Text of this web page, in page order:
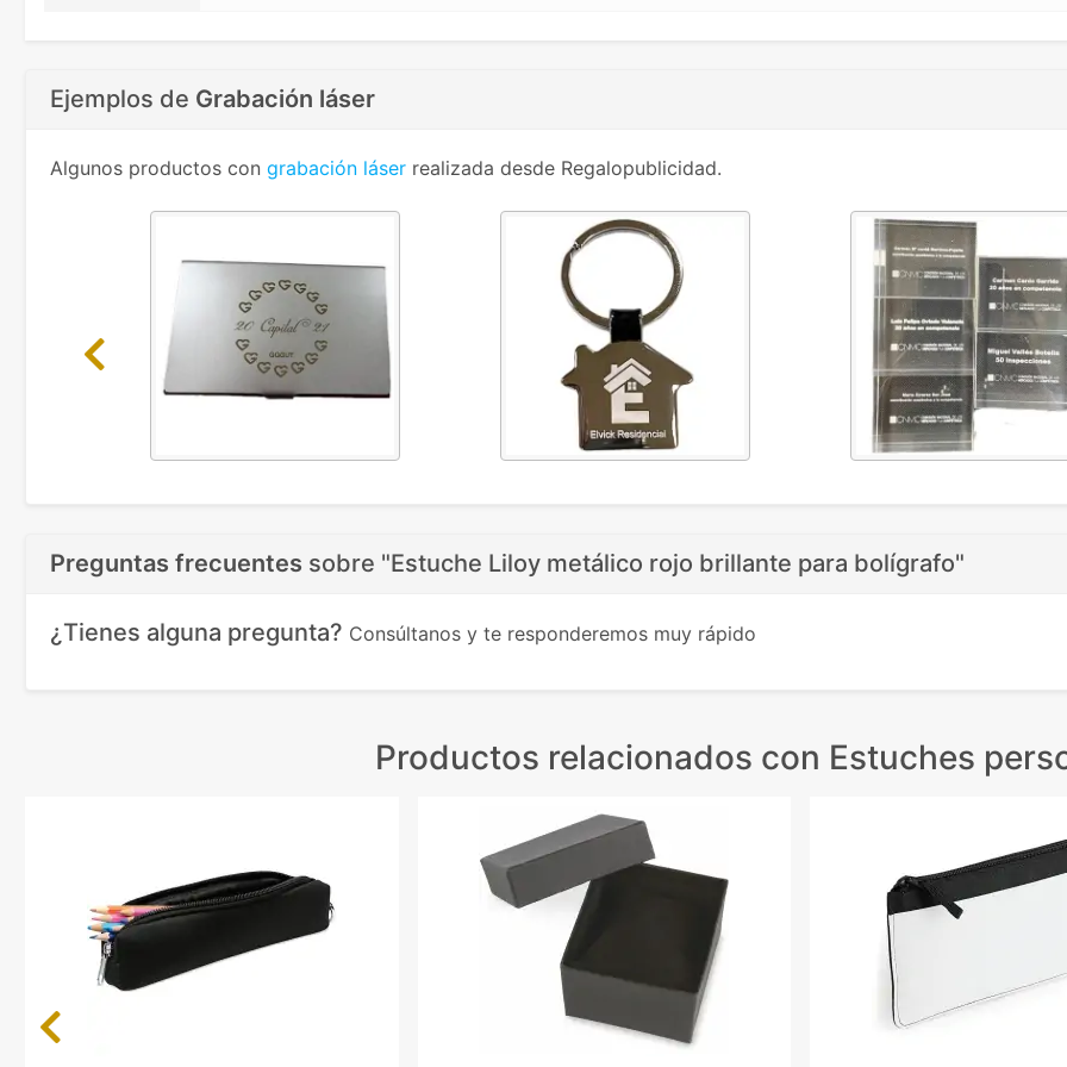
Ejemplos de Grabación láser
Algunos productos con grabación láser realizada desde Regalopublicidad.
Previous
Preguntas frecuentes sobre "Estuche Liloy metálico rojo brillante para bolígrafo"
¿Tienes alguna pregunta? Consúltanos y te responderemos muy rápido
Productos relacionados con Estuches
Previous